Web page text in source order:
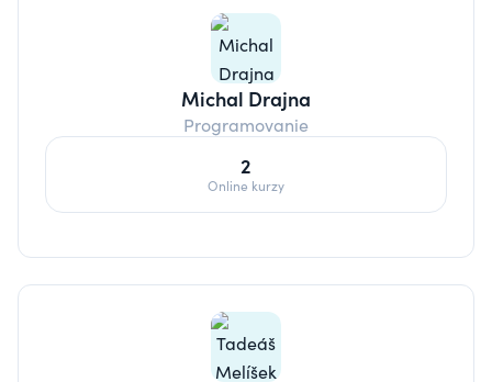
Michal Drajna
Programovanie
2
Online kurzy